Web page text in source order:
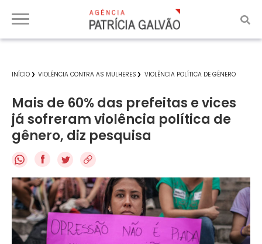
INÍCIO VIOLÊNCIA CONTRA AS MULHERES VIOLÊNCIA POLÍTICA DE GÊNERO
Mais de 60% das prefeitas e vices
já sofreram violência política de
gênero, diz pesquisa
f